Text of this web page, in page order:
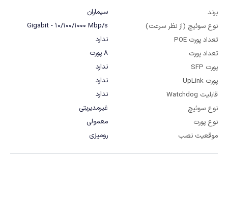
برند
سیماران
نوع سوئیچ (از نظر سرعت)
Gigabit - 10/100/1000 Mbp/s
تعداد پورت POE
ندارد
تعداد پورت
8 پورت
پورت SFP
ندارد
پورت UpLink
ندارد
قابلیت Watchdog
ندارد
نوع سوئیچ
غیرمدیریتی
نوع پورت
معمولی
موقعیت نصب
رومیزی